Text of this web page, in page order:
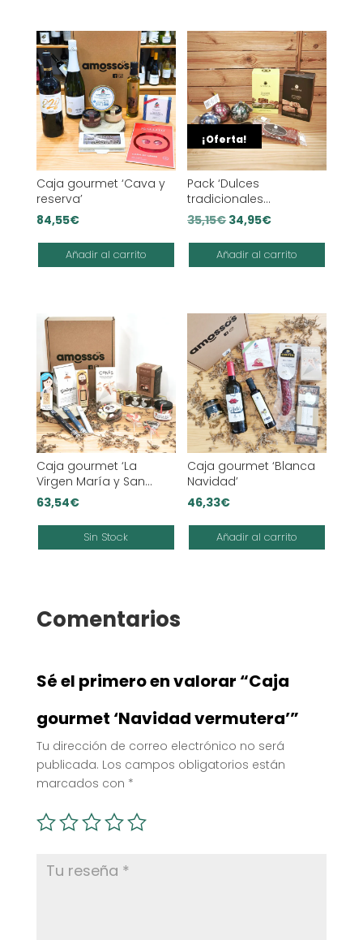
Caja gourmet ‘Cava y
reserva’
84,55€
Añadir al carrito
¡Oferta!
Pack ‘Dulces
tradicionales
españoles’
35,15€El
precio
original
34,95€El
precio
actual
Añadir al carrito
Caja gourmet ‘La
Virgen María y San
José’
63,54€
Sin Stock
Caja gourmet ‘Blanca
Navidad’
46,33€
Añadir al carrito
Comentarios
Sé el primero en valorar “Caja
gourmet ‘Navidad vermutera’”
Tu dirección de correo electrónico no será
publicada. Los campos obligatorios están
marcados con *